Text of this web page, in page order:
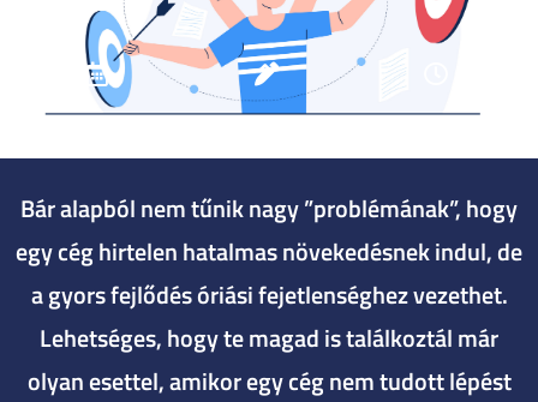
Bár alapból nem tűnik nagy ”problémának”, hogy
egy cég hirtelen hatalmas növekedésnek indul, de
a gyors fejlődés óriási fejetlenséghez vezethet.
Lehetséges, hogy te magad is találkoztál már
olyan esettel, amikor egy cég nem tudott lépést